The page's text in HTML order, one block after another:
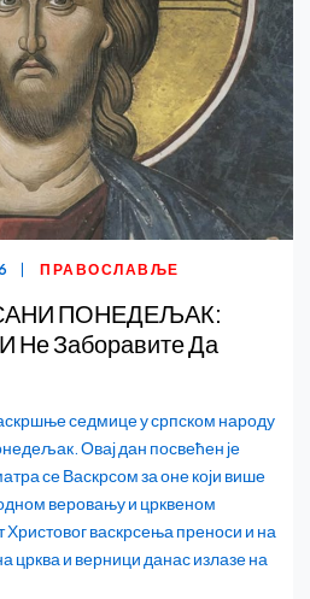
ПРАВОСЛАВЉЕ
ПОНЕДЕЉАК:
Не Заборавите Да
седмице у српском народу
Овај дан посвећен је
се Васкрсом за оне који више
веровању и црквеном
васкрсења преноси и на
црква и верници данас излазе на